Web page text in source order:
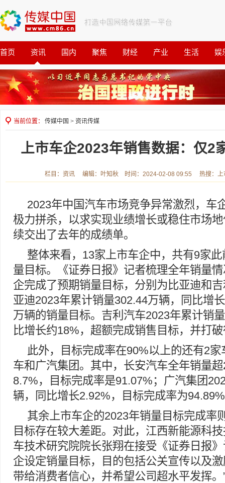
首页 资讯 国内 聚焦 财经 产业 生活 娱
观察 公益
当前位置： 传媒中国 > 资讯传媒
上市车企2023年销售数据：仅2
栏目：资讯 编辑：叶知秋 时间：2024-02-08 09:55 热搜：
2023年中国汽车市场竞争异常激烈，车
极力拼杀，以求实现业绩增长或稳住市场
续交出了去年的成绩单。
整体来看，13家上市车企中，共有9家
量目标。《证券日报》记者梳理全年销量
企完成了预期销量目标，分别为比亚迪和
亚迪2023年累计销量302.44万辆，同比增
万辆的销量目标。吉利汽车2023年累计销
比增长约18%，超额完成销售目标，并打
此外，目标完成率在90%以上的还有2
车和广汽集团。其中，长安汽车全年销量
8.7%，目标完成率是91.07%；广汽集团
辆，同比增长2.92%，目标完成率为
其余上市车企的2023年销量目标完成率
目标存在较大差距。对此，江西新能源科
车技术研究院院长张翔在接受《证券日报
企设定销量目标，目的包括公关宣传以及
带给消费者信心，并希望公司超水平发挥。